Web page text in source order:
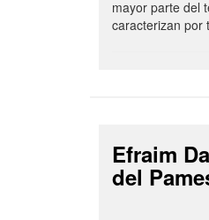
mayor parte del
caracterizan
Efraim
del